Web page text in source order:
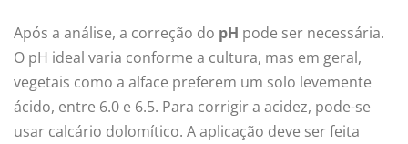
Após a análise, a correção do pH pode ser necessária.
O pH ideal varia conforme a cultura, mas em geral,
vegetais como a alface preferem um solo levemente
ácido, entre 6.0 e 6.5. Para corrigir a acidez, pode-se
usar calcário dolomítico. A aplicação deve ser feita